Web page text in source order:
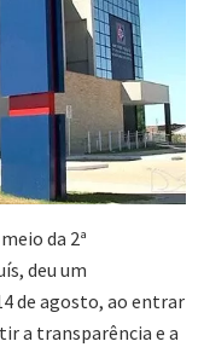
da 2ª
deu um
de agosto, ao entrar
a transparência e a